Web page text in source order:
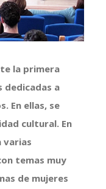
la primera
dedicadas a
En ellas, se
cultural. En
varias
temas muy
de mujeres